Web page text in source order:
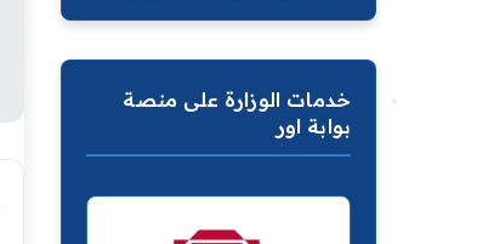
خدمات الوزارة على منصة
بوابة اور